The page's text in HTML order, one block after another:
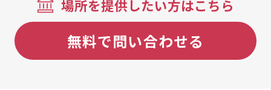
場所を提供したい方はこちら
無料で問い合わせる